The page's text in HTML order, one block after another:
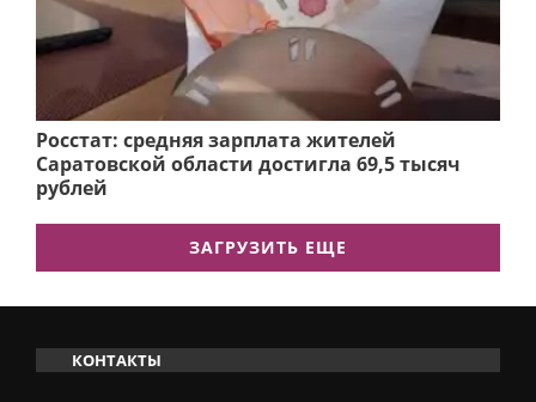
Росстат: средняя зарплата жителей
Саратовской области достигла 69,5 тысяч
рублей
ЗАГРУЗИТЬ ЕЩЕ
КОНТАКТЫ